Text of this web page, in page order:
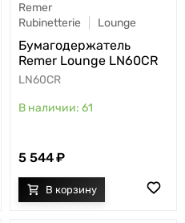
Remer
Rubinetterie
Lounge
Бумагодержатель
Remer Lounge LN60CR
LN60CR
61
5 544